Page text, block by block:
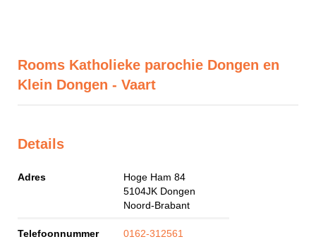
Rooms Katholieke parochie Dongen en
Klein Dongen - Vaart
Details
Adres
Hoge Ham 84
5104JK Dongen
Noord-Brabant
Telefoonnummer 0162-312561